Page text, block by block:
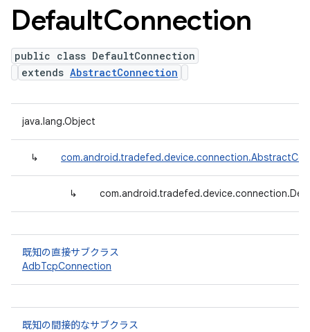
DefaultConnection
public class DefaultConnection
extends AbstractConnection
java.lang.Object
↳
↳
既知の直接サブクラス
AdbTcpConnection
既知の間接的なサブクラス